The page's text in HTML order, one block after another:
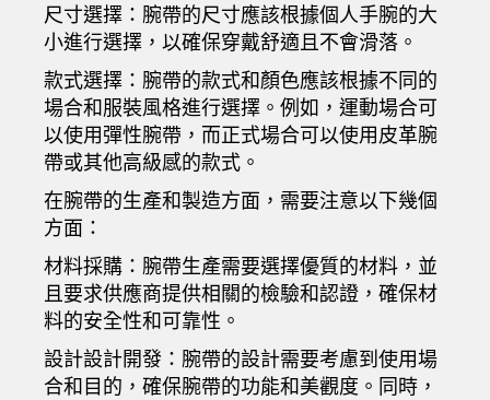
尺寸選擇：腕帶的尺寸應該根據個人手腕的大
小進行選擇，以確保穿戴舒適且不會滑落。
款式選擇：腕帶的款式和顏色應該根據不同的
場合和服裝風格進行選擇。例如，運動場合可
以使用彈性腕帶，而正式場合可以使用皮革腕
帶或其他高級感的款式。
在腕帶的生產和製造方面，需要注意以下幾個
方面：
材料採購：腕帶生產需要選擇優質的材料，並
且要求供應商提供相關的檢驗和認證，確保材
料的安全性和可靠性。
設計設計開發：腕帶的設計需要考慮到使用場
合和目的，確保腕帶的功能和美觀度。同時，